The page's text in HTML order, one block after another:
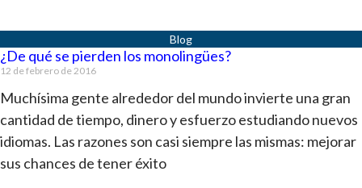
¿De qué se pierden los monolingües?
12 de febrero de 2016
Muchísima gente alrededor del mundo invierte una gran
cantidad de tiempo, dinero y esfuerzo estudiando nuevos
idiomas. Las razones son casi siempre las mismas: mejorar
sus chances de tener éxito